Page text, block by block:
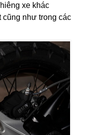
xe khác
cũng như trong các